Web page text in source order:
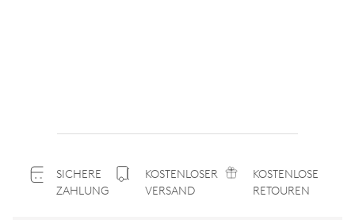
SICHERE
ZAHLUNG
KOSTENLOSER
VERSAND
KOSTENLOSE
RETOUREN